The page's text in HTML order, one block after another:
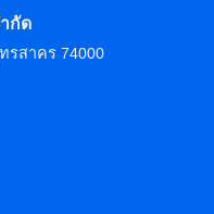
กัด
รสาคร 74000